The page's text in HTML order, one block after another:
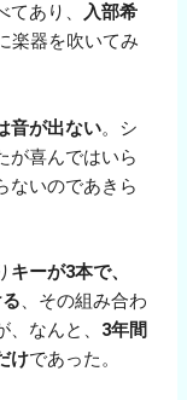
あり、 入部希
楽器を吹いてみ
音が出ない。シ
が喜んではいら
ないのであきら
キーが3本で、
、その組み合わ
なんと、 3年間
けであった。